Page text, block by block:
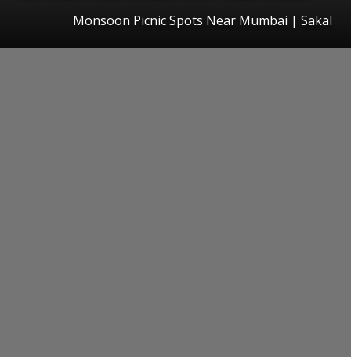
Monsoon Picnic Spots Near Mumbai | Sakal